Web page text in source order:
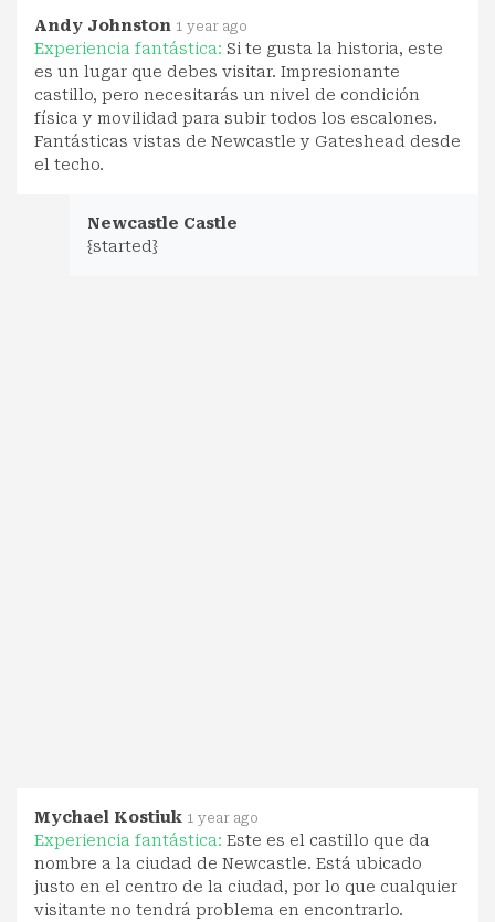
Andy Johnston 1 year ago
Experiencia fantástica: Si te gusta la historia, este
es un lugar que debes visitar. Impresionante
castillo, pero necesitarás un nivel de condición
física y movilidad para subir todos los escalones.
Fantásticas vistas de Newcastle y Gateshead desde
el techo.
Newcastle Castle
{started}
Mychael Kostiuk 1 year ago
Experiencia fantástica: Este es el castillo que da
nombre a la ciudad de Newcastle. Está ubicado
justo en el centro de la ciudad, por lo que cualquier
visitante no tendrá problema en encontrarlo.